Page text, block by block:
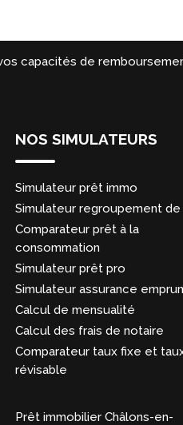
capacités de
NOS SIMULATEURS
Simulateur prêt immo
Simulateur regroupement
Comparateur prêt à la
consommation
Simulateur prêt pro
Simulateur assurance
Calcul de mensualité
Calcul des frais de notaire
Comparateur taux fixe et
révisable
Prêt immobilier Châlons-en-